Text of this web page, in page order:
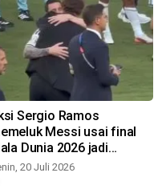
Sergio Ramos
Messi usai final
Dunia 2026 jadi
20 Juli 2026